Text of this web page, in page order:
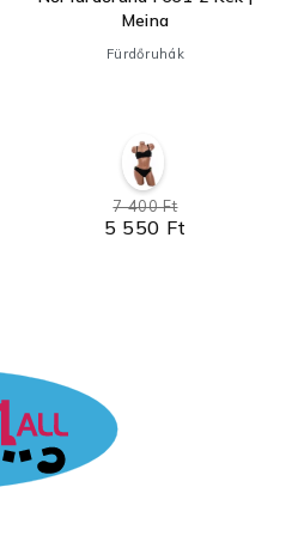
Meina
Fürdőruhák
5 550 Ft
7 400 Ft